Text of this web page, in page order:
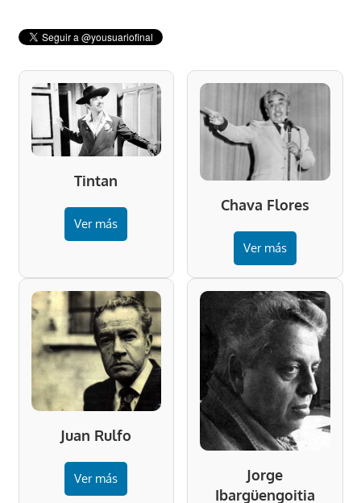
Tintan
Ver más
Chava Flores
Ver más
Juan Rulfo
Ver más
Jorge
Ibargüengoitia